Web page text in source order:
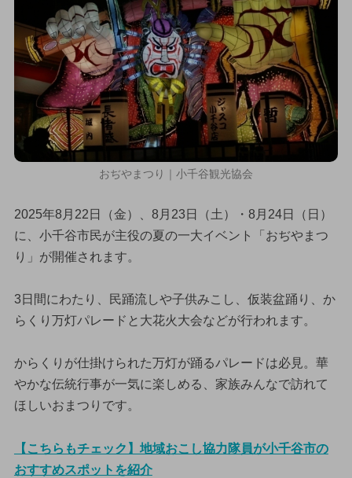
おぢやまつり｜小千谷観光協会
2025年8月22日（金）、8月23日（土）・8月24日（日）
に、小千谷市民が主役の夏の一大イベント「おぢやまつ
り」が開催されます。
3日間にわたり、民踊流しや子供みこし、仮装盆踊り、か
らくり万灯パレードと大花火大会などが行われます。
からくりが仕掛けられた万灯が踊るパレードは必見。華
やかな伝統行事が一気に楽しめる、家族みんなで訪れて
ほしいおまつりです。
【こちらもチェック】地域おこし協力隊員が小千谷市の
おすすめスポットを紹介